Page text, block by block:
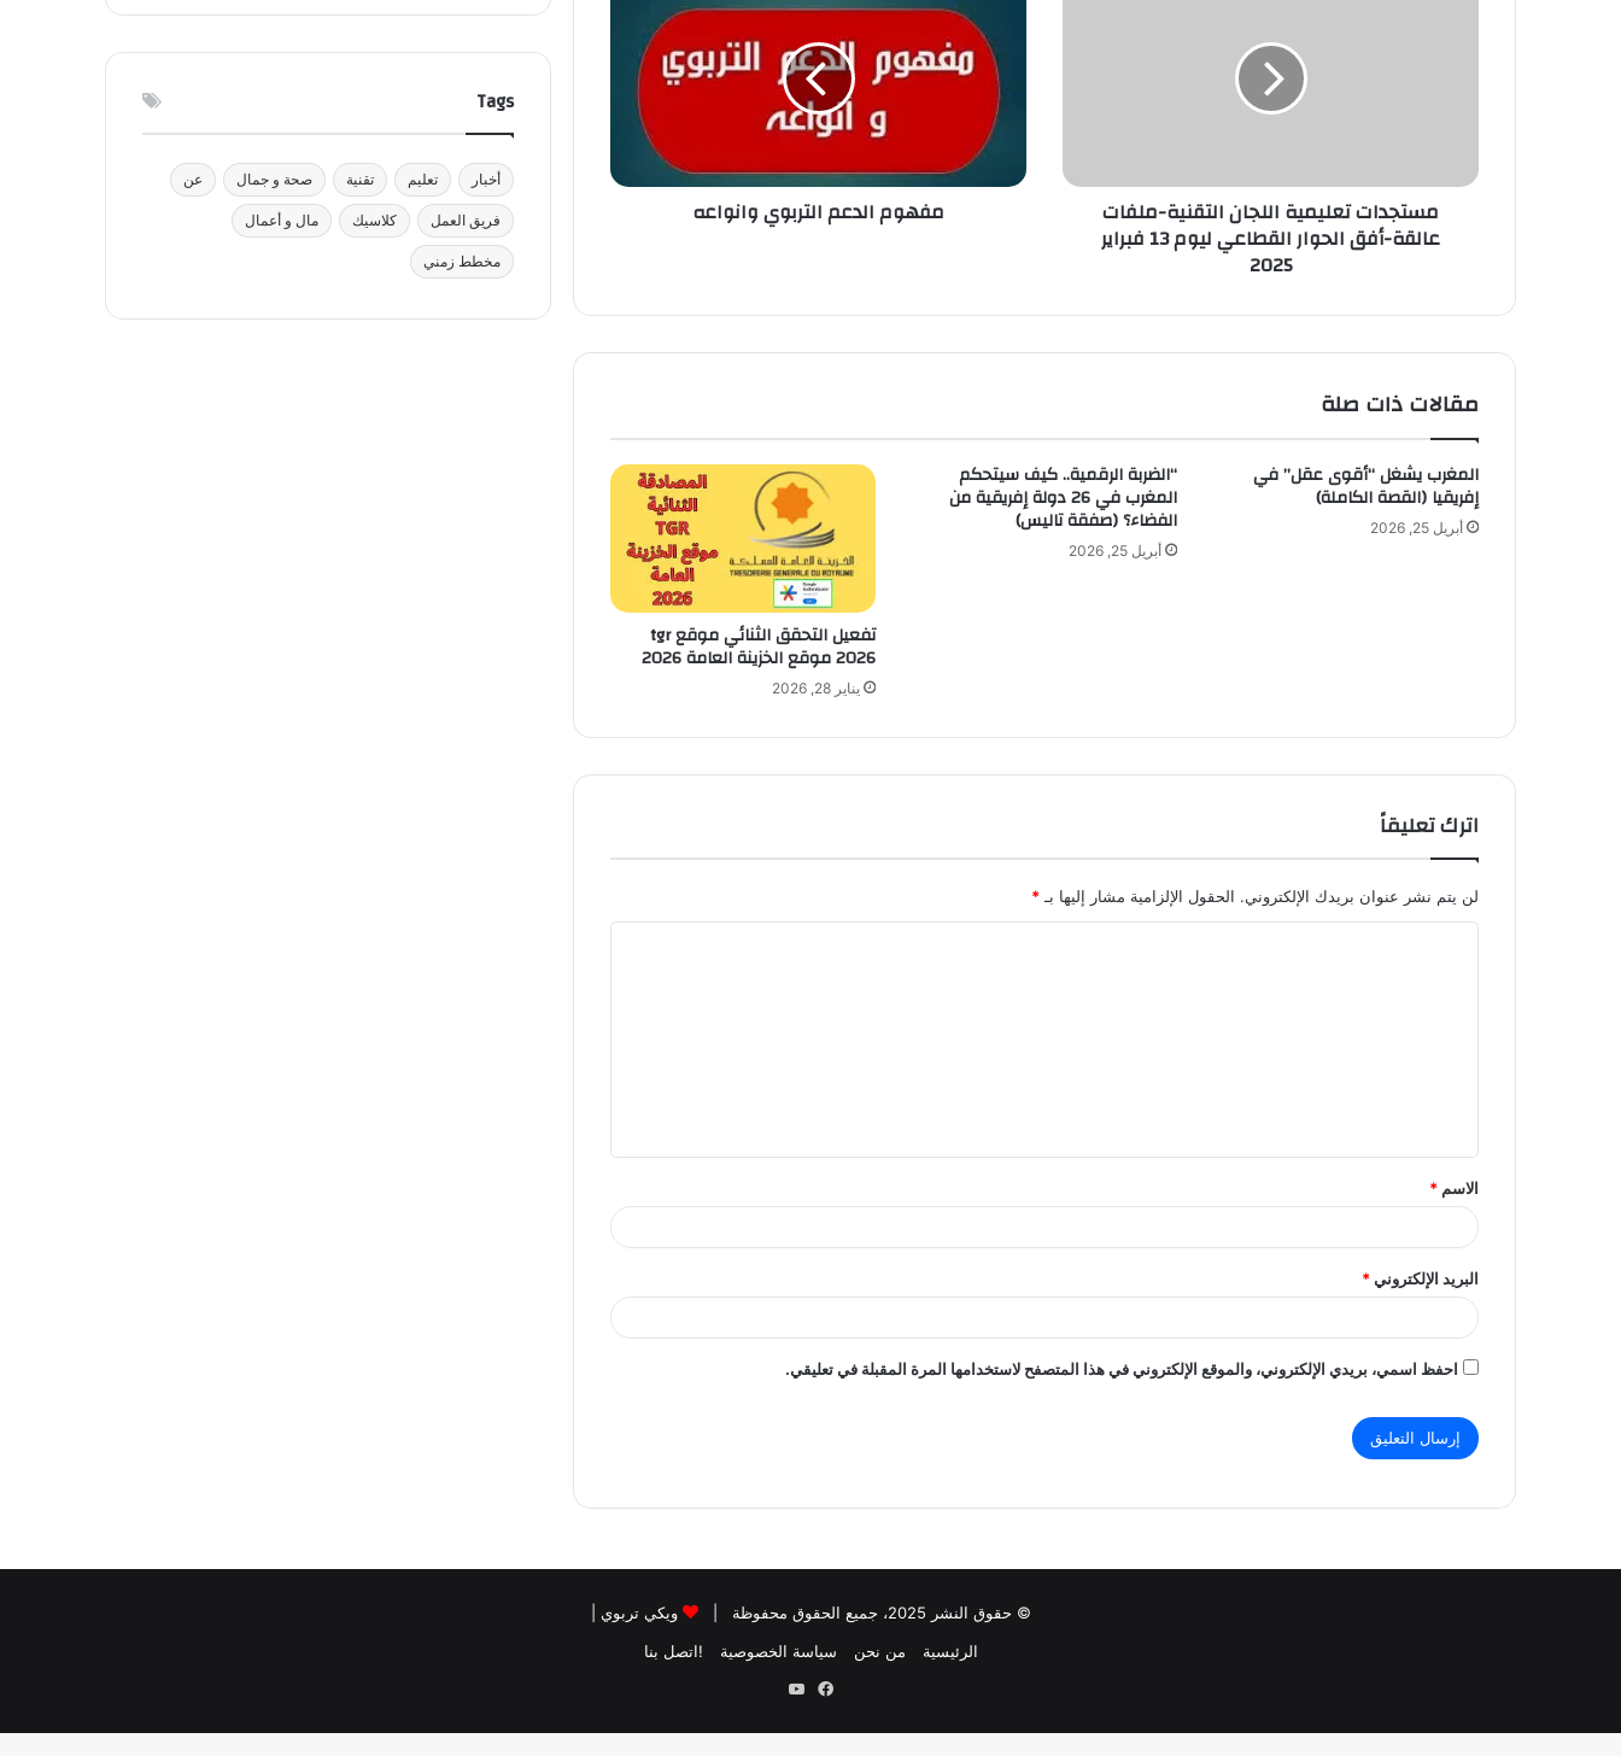
مستجدات تعليمية اللجان التقنية-ملفات
عالقة-أفق الحوار القطاعي ليوم 13 فبراير
2025
مفهوم الدعم التربوي وانواعه
مقالات ذات صلة
المغرب يشغل “أقوى عقل” في
إفريقيا (القصة الكاملة)
أبريل 25, 2026
“الضربة الرقمية.. كيف سيتحكم
المغرب في 26 دولة إفريقية من
الفضاء؟ (صفقة تاليس)
أبريل 25, 2026
تفعيل التحقق الثنائي موقع tgr
2026 موقع الخزينة العامة 2026
يناير 28, 2026
اترك تعليقاً
لن يتم نشر عنوان بريدك الإلكتروني. الحقول الإلزامية مشار إليها بـ *
ق
*
الاسم *
البريد الإلكتروني*
احفظ اسمي، بريدي الإلكتروني، والموقع الإلكتروني في هذا المتصفح لاستخدامها المرة المقبلة في تعليقي.
Tags
أخبار تعليم تقنية صحة و جمال عن
فريق العمل كلاسيك مال و أعمال
مخطط زمني
© حقوق النشر 2025، جميع الحقوق محفوظة | ويكي تربوي
الرئيسية
من نحن سياسة الخصوصية
!اتصل بنا
فيسبوك